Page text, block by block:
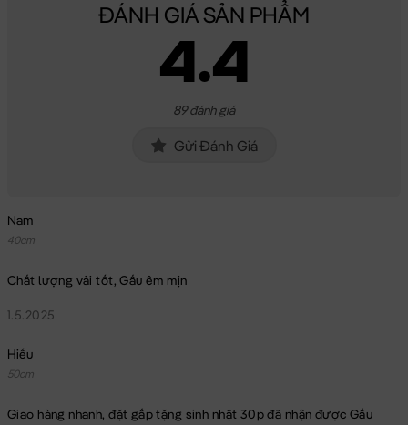
ĐÁNH GIÁ SẢN PHẨM
4.4
89 đánh giá
Gửi Đánh Giá
Nam
40cm
Chất lượng vải tốt, Gấu êm mịn
1.5.2025
Hiếu
50cm
Giao hàng nhanh, đặt gấp tặng sinh nhật 30p đã nhận được Gấu